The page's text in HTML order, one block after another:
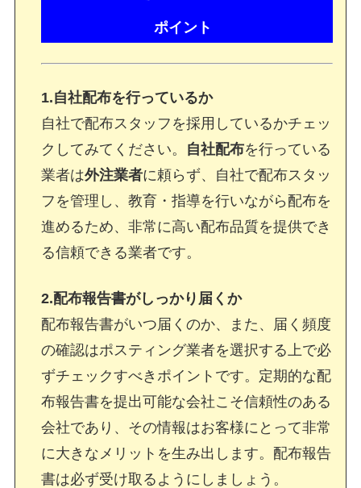
ポイント
1.自社配布を行っているか
自社で配布スタッフを採用しているかチェッ
クしてみてください。 自社配布を行っている
業者は外注業者に頼らず、自社で配布スタッ
フを管理し、教育・指導を行いながら配布を
進めるため、非常に高い配布品質を提供でき
る信頼できる業者です。
2.配布報告書がしっかり届くか
配布報告書がいつ届くのか、また、届く頻度
の確認はポスティング業者を選択する上で必
ずチェックすべきポイントです。定期的な配
布報告書を提出可能な会社こそ信頼性のある
会社であり、その情報はお客様にとって非常
に大きなメリットを生み出します。配布報告
書は必ず受け取るようにしましょう。